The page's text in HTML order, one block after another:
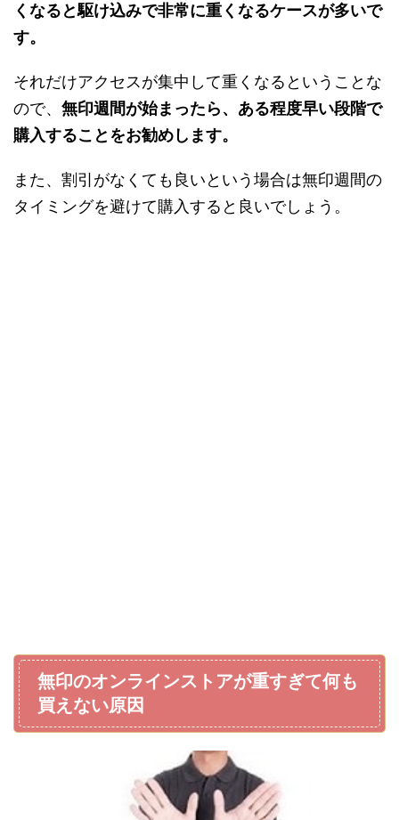
くなると駆け込みで非常に重くなるケースが多いで
す。
それだけアクセスが集中して重くなるということな
ので、 無印週間が始まったら、ある程度早い段階で
購入することをお勧めします。
また、割引がなくても良いという場合は無印週間の
タイミングを避けて購入すると良いでしょう。
無印のオンラインストアが重すぎて何も
買えない原因